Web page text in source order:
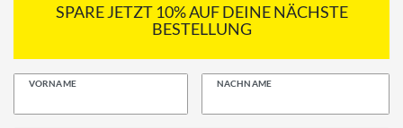
SPARE JETZT 10% AUF DEINE NÄCHSTE
BESTELLUNG
VORNAME NACHNAME